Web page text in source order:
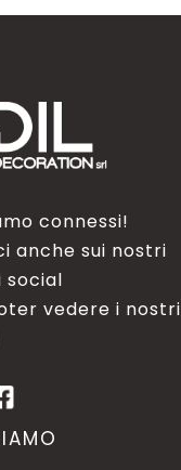
connessi!
anche sui nostri
social
vedere i nostri